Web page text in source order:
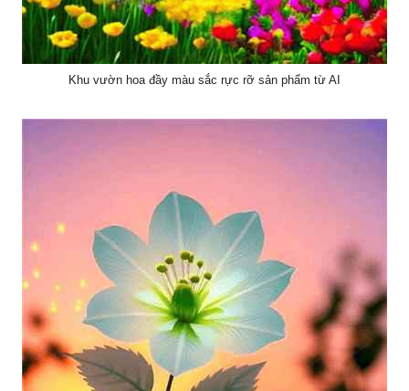
Khu vườn hoa đầy màu sắc rực rỡ sản phẩm từ AI